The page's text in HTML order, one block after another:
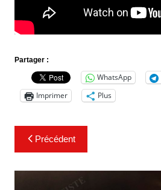
Partager :
WhatsApp
Imprimer
Plus
Navigation
de
l’article
Précédent